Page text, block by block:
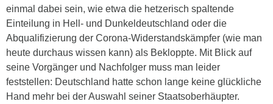
einmal dabei sein, wie etwa die hetzerisch spaltende
Einteilung in Hell- und Dunkeldeutschland oder die
Abqualifizierung der Corona-Widerstandskämpfer (wie man
heute durchaus wissen kann) als Bekloppte. Mit Blick auf
seine Vorgänger und Nachfolger muss man leider
feststellen: Deutschland hatte schon lange keine glückliche
Hand mehr bei der Auswahl seiner Staatsoberhäupter.